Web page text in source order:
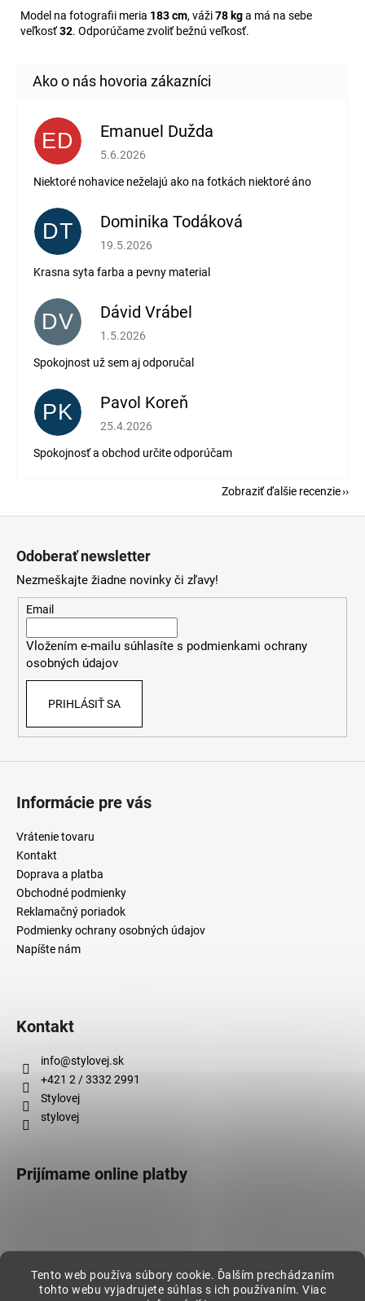
Tento web používa súbory cookie. Ďalším prechádzaním
tohto webu vyjadrujete súhlas s ich používaním. Viac
Model na fotografii meria 183 cm, váži78 kga má na sebe
veľkosť32. Odporúčame zvoliť bežnú veľkosť.
ED Emanuel Dužda
Hodnotenie obchodu je 2 z 5 hviezdičiek.
5.6.2026
Niektoré nohavice neželajú ako na fotkách niektoré áno
DT Dominika Todáková
Hodnotenie obchodu je 5 z 5 hviezdičiek.
19.5.2026
Krasna syta farba a pevny material
DV Dávid Vrábel
Hodnotenie obchodu je 5 z 5 hviezdičiek.
1.5.2026
Spokojnost už sem aj odporučal
PK Pavol Koreň
Hodnotenie obchodu je 5 z 5 hviezdičiek.
25.4.2026
Spokojnosť a obchod určite odporúčam
Zobraziť ďalšie recenzie
Odoberať newsletter
Nezmeškajte žiadne novinky či zľavy!
Email
Vložením e-mailu súhlasíte s podmienkami ochrany
osobných údajov
PRIHLÁSIŤ SA
Informácie pre vás
Vrátenie tovaru
Kontakt
Doprava a platba
Obchodné podmienky
Reklamačný poriadok
Podmienky ochrany osobných údajov
Napíšte nám
Kontakt
info@stylovej.sk
+421 2 / 3332 2991
Stylovej
stylovej
Prijímame online platby
Vytvoril Shoptet
Copyright 2026Stylovej . Všetky práva vyhradené.